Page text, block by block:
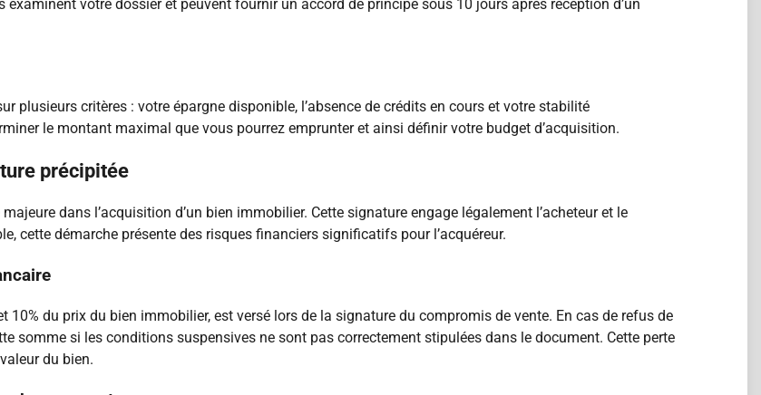
examinent votre dossier et peuvent fournir un accord de principe sous 10 jours après réception d’un
plusieurs critères : votre épargne disponible, l’absence de crédits en cours et votre stabilité
le montant maximal que vous pourrez emprunter et ainsi définir votre budget d’acquisition.
précipitée
dans l’acquisition d’un bien immobilier. Cette signature engage légalement l’acheteur et le
cette démarche présente des risques financiers significatifs pour l’acquéreur.
10% du prix du bien immobilier, est versé lors de la signature du compromis de vente. En cas de refus de
somme si les conditions suspensives ne sont pas correctement stipulées dans le document. Cette perte
du bien.